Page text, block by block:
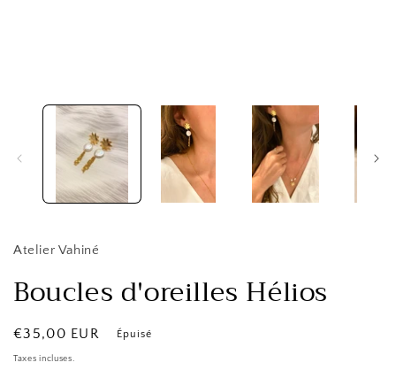
Atelier Vahiné
Boucles d'oreilles Hélios
Prix
habituel
€35,00 EUR Épuisé
Taxes incluses.